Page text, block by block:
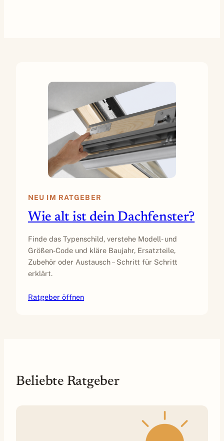
NEU IM RATGEBER
Wie alt ist dein Dachfenster?
Finde das Typenschild, verstehe Modell- und
Größen-Code und kläre Baujahr, Ersatzteile,
Zubehör oder Austausch – Schritt für Schritt
erklärt.
Ratgeber öffnen
Beliebte Ratgeber